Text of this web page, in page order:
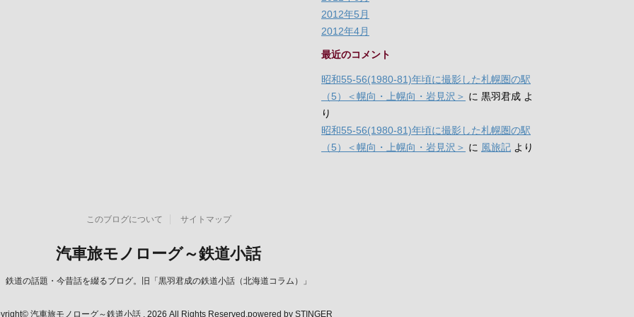
2012年5月
2012年4月
最近のコメント
昭和55-56(1980-81)年頃に撮影した札幌圏の駅
（5）＜幌向・上幌向・岩見沢＞ に 黒羽君成 よ
り
昭和55-56(1980-81)年頃に撮影した札幌圏の駅
（5）＜幌向・上幌向・岩見沢＞ に 風旅記 より
このブログについて サイトマップ
汽車旅モノローグ～鉄道小話
鉄道の話題・今昔話を綴るブログ。旧「黒羽君成の鉄道小話（北海道コラム）」
汽車旅モノローグ～鉄道小話 , 2026 All Rights Reserved.powered by STINGER